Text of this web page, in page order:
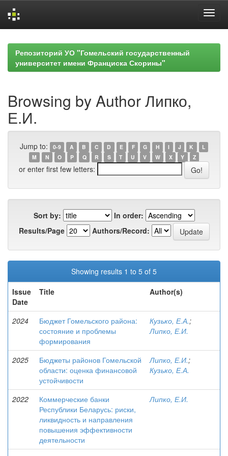
navigationРепозиторий УО "Гомельский государственный
университет имени Франциска Скорины"
Browsing by Author Липко,
Е.И.
Jump to: 0-9 A B C D E F G H I J K
L
M
N O P Q R S T U V W X Y Z
or enter first few letters:
Sort by:
In order:
Results/Page
Authors/Record:
Showing results 1 to 5 of 5
Issue
Date
Title Author(s)
2024
Бюджет Гомельского района:
состояние и проблемы
формирования
Кузько, Е.А.;
Липко, Е.И.
2025
Бюджеты районов Гомельской
области: оценка финансовой
устойчивости
Липко, Е.И.;
Кузько, Е.А.
2022
Коммерческие банки
Республики Беларусь: риски,
ликвидность и направления
повышения эффективности
деятельности
Липко, Е.И.